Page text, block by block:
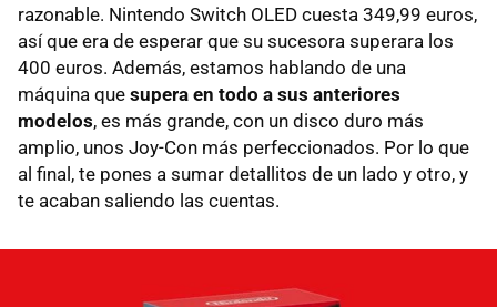
razonable. Nintendo Switch OLED cuesta 349,99 euros,
así que era de esperar que su sucesora superara los
400 euros. Además, estamos hablando de una
máquina que supera en todo a sus anteriores
modelos, es más grande, con un disco duro más
amplio, unos Joy-Con más perfeccionados. Por lo que
al final, te pones a sumar detallitos de un lado y otro, y
te acaban saliendo las cuentas.